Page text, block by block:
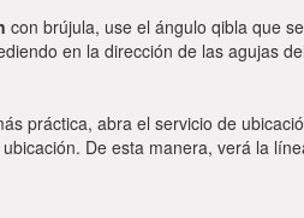
con brújula, use el ángulo qibla que
en la dirección de las agujas
práctica, abra el servicio de
De esta manera, verá la